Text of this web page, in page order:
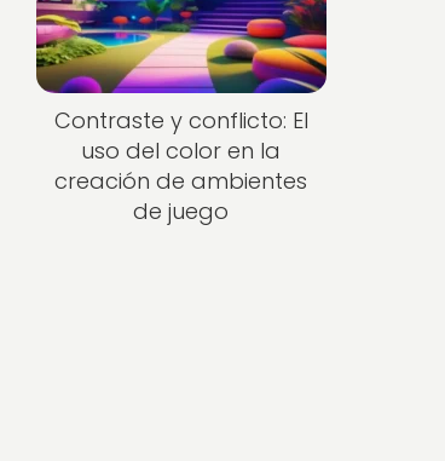
Contraste y conflicto: El
uso del color en la
creación de ambientes
de juego